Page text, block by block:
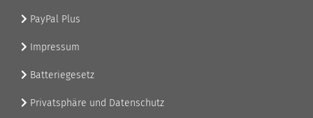
PayPal Plus
Impressum
Batteriegesetz
Privatsphäre und Datenschutz